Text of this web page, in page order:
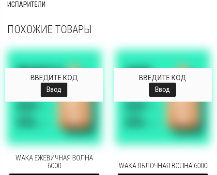
ИСПАРИТЕЛИ
ПОХОЖИЕ ТОВАРЫ
ВВЕДИТЕ КОД
Ввод
WAKA ЕЖЕВИЧНАЯ ВОЛНА
6000
ВВЕДИТЕ КОД
Ввод
WAKA ЯБЛОЧНАЯ ВОЛНА 6000